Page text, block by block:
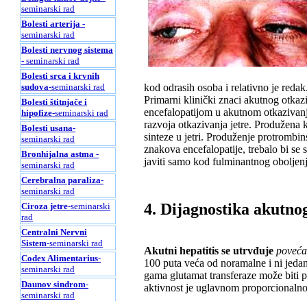
seminarski rad
Bolesti arterija -
seminarski rad
Bolesti nervnog sistema
- seminarski rad
Bolesti srca i krvnih
sudova-seminarski rad
Bolesti štitnjače i
hipofize-seminarski rad
Bolesti usana-
seminarski rad
Bronhijalna astma -
seminarski rad
Cerebralna paraliza-
seminarski rad
Ciroza jetre-seminarski
rad
Centralni Nervni
Sistem-seminarski rad
Codex Alimentarius-
seminarski rad
Daunov sindrom-
seminarski rad
kod odrasih osoba i relativno je
Primarni klinički znaci akutnog
encefalopatijom u akutnom
razvoja otkazivanja jetre. Produžena
sinteze u jetri. Produženje
znakova encefalopatije, trebalo bi
javiti samo kod fulminantnog
4. Dijagnostika
Akutni hepatitis se utrvđuje
100 puta veća od noramalne i ni
gama glutamat transferaze može biti
aktivnost je uglavnom